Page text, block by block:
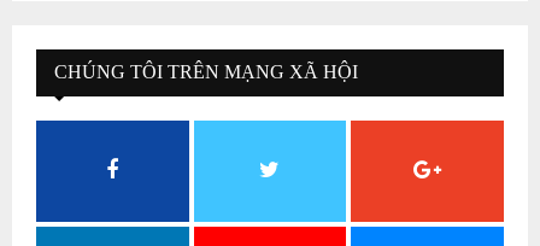
CHÚNG TÔI TRÊN MẠNG XÃ HỘI